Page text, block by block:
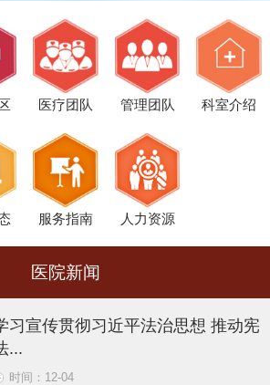
医疗团队 管理团队 科室介绍
服务指南 人力资源
医院新闻
习宣传贯彻习近平法治思想 推动宪
...
时间：12-04